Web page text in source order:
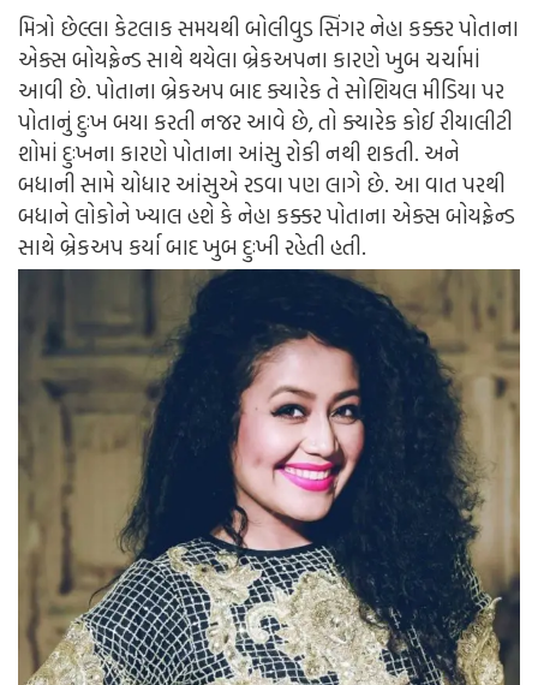
મિત્રો છેલ્લા કેટલાક સમયથી બોલીવુડ સિંગર નેહા કક્કર પોતાના
એક્સ બોયફ્રેન્ડ સાથે થયેલા બ્રેકઅપના કારણે ખુબ ચર્ચામાં
આવી છે. પોતાના બ્રેકઅપ બાદ ક્યારેક તે સોશિયલ મીડિયા પર
પોતાનું દુઃખ બયા કરતી નજર આવે છે, તો ક્યારેક કોઈ રીયાલીટી
શોમાં દુઃખના કારણે પોતાના આંસુ રોકી નથી શકતી. અને
બધાની સામે ચોધાર આંસુએ રડવા પણ લાગે છે. આ વાત પરથી
બધાને લોકોને ખ્યાલ હશે કે નેહા કક્કર પોતાના એક્સ બોયફ્રેન્ડ
સાથે બ્રેકઅપ કર્યા બાદ ખુબ દુઃખી રહેતી હતી.